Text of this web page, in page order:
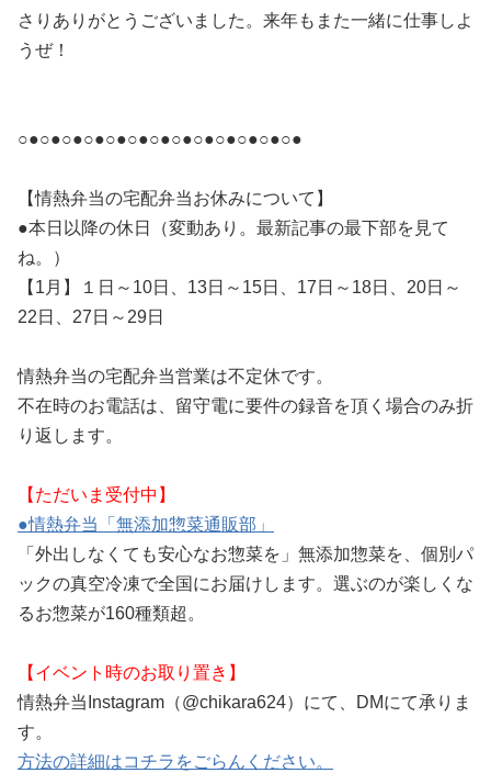
さりありがとうございました。来年もまた一緒に仕事しよ
うぜ！
○●○●○●○●○●○●○●○●○●○●○●○●○●
【情熱弁当の宅配弁当お休みについて】
●本日以降の休日（変動あり。最新記事の最下部を見て
ね。）
【1月】１日～10日、13日～15日、17日～18日、20日～
22日、27日～29日
情熱弁当の宅配弁当営業は不定休です。
不在時のお電話は、留守電に要件の録音を頂く場合のみ折
り返します。
【ただいま受付中】
●情熱弁当「無添加惣菜通販部」
「外出しなくても安心なお惣菜を」無添加惣菜を、個別パ
ックの真空冷凍で全国にお届けします。選ぶのが楽しくな
るお惣菜が160種類超。
【イベント時のお取り置き】
情熱弁当Instagram（@chikara624）にて、DMにて承りま
す。
方法の詳細はコチラをごらんください。